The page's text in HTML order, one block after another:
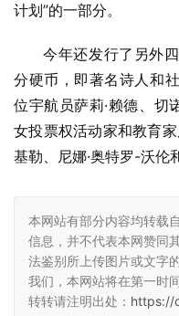
计划”的一部分。
今年还发行了另外
分硬币，即著名诗人和
位宇航员萨莉·赖德、切
女投票权活动家和教育
基勒、尼娜·奥特罗-沃伦
本网站有部分内容均转载
信息，并不代表本网赞同
法鉴别所上传图片或文字
我们，本网站将在第一时
转转请注明出处： https://